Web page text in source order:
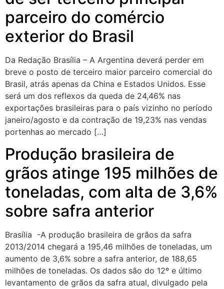
parceiro do comércio
exterior do Brasil
Da Redação Brasília – A Argentina deverá perder em
breve o posto de terceiro maior parceiro comercial do
Brasil, atrás apenas da China e Estados Unidos. Esse
será um dos reflexos da queda de 24,46% nas
exportações brasileiras para o país vizinho no período
janeiro/agosto e da contração de 19,23% nas vendas
portenhas ao mercado […]
Produção brasileira de
grãos atinge 195 milhões de
toneladas, com alta de 3,6%
sobre safra anterior
Brasília -A produção brasileira de grãos da safra
2013/2014 chegará a 195,46 milhões de toneladas, um
aumento de 3,6% sobre a safra anterior, de 188,65
milhões de toneladas. Os dados são do 12º e último
levantamento de grãos da safra atual, divulgado pela